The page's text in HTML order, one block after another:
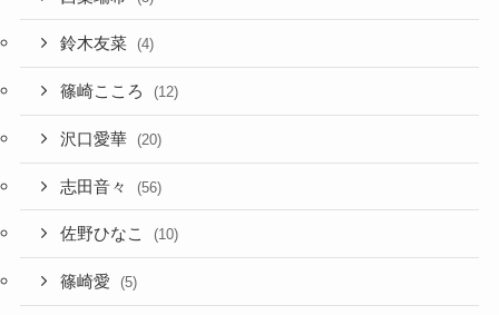
鈴木友菜 (4)
篠崎こころ (12)
沢口愛華 (20)
志田音々 (56)
佐野ひなこ (10)
篠崎愛 (5)